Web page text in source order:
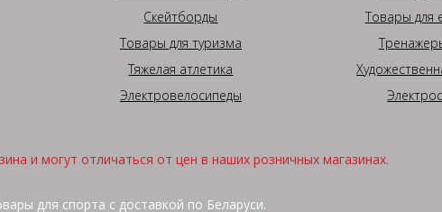
Скейтборды
Товары для
Товары для туризма
Тяжелая атлетика
Электровелосипеды
и могут отличаться от цен в наших розничных магазинах.
для спорта с доставкой по Беларуси.